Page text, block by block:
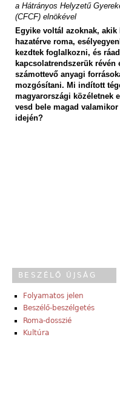
a Hátrányos Helyzetű
(CFCF) elnökével
Egyike voltál azoknak, akik
hazatérve roma,
kezdtek foglalkozni, és
kapcsolatrendszerük révén
számottevő anyagi
mozgósítani. Mi indított
magyarországi közéletnek
vesd bele magad
idején?
BESZÉLŐ ÚJSÁG
Folyamatos jelen
Beszélő-beszélgetés
Roma-dosszié
Kultúra